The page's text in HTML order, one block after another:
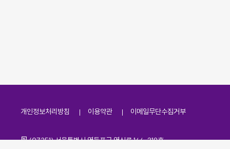
개인정보처리방침 이용약관 이메일무단수집거부
주소
(07251) 서울특별시 영등포구 영신로 166, 319호